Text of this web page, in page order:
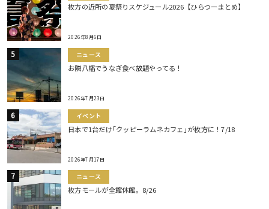
枚方の近所の夏祭りスケジュール2026【ひらつーまとめ】
2026年8月6日
ニュース
お隣八幡でうなぎ食べ放題やってる！
2026年7月23日
イベント
日本で1台だけ｢クッピーラムネカフェ｣が枚方に！7/18
2026年7月17日
ニュース
枚方モールが全館休館。8/26